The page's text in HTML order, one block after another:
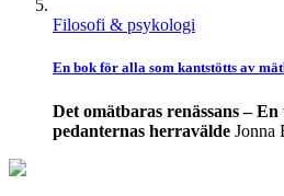
Filosofi & psykologi
En bok för alla som kantstötts av
Det omätbaras renässans – En
pedanternas herravälde Jonna